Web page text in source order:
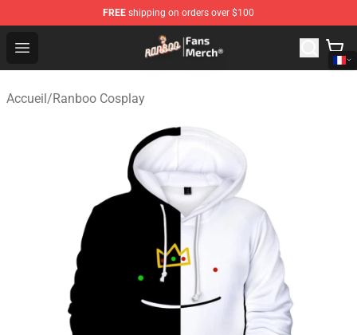
FREE shipping on orders over $100
Open menu
Ranboo Store - Official Ranboo Merchandise Shop
Accueil/Ranboo Cosplay